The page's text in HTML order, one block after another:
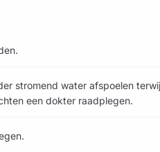
stromend water afspoelen
een dokter raadplegen.